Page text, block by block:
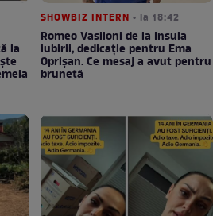
la
SHOWBIZ INTERN • la 18:42
Romeo Vasiloni de la Insula
iubirii, dedicație pentru Ema
Oprișan. Ce mesaj a avut pentru
brunetă